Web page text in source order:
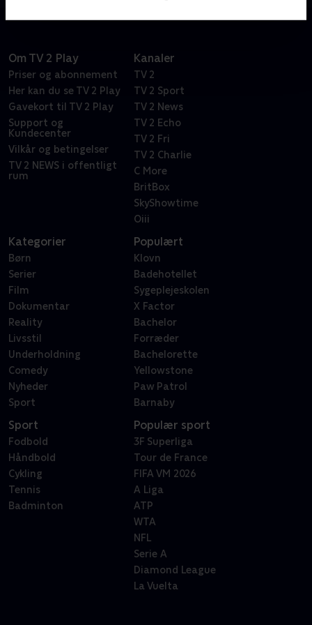
Om TV 2 Play
Priser og abonnement
Her kan du se TV 2 Play
Gavekort til TV 2 Play
Support og
Kundecenter
Vilkår og betingelser
TV 2 NEWS i offentligt
rum
Kanaler
TV 2
TV 2 Sport
TV 2 News
TV 2 Echo
TV 2 Fri
TV 2 Charlie
C More
BritBox
SkyShowtime
Oiii
Kategorier
Børn
Serier
Film
Dokumentar
Reality
Livsstil
Underholdning
Comedy
Nyheder
Sport
Populært
Klovn
Badehotellet
Sygeplejeskolen
X Factor
Bachelor
Forræder
Bachelorette
Yellowstone
Paw Patrol
Barnaby
Sport
Fodbold
Håndbold
Cykling
Tennis
Badminton
Populær sport
3F Superliga
Tour de France
FIFA VM 2026
A Liga
ATP
WTA
NFL
Serie A
Diamond League
La Vuelta